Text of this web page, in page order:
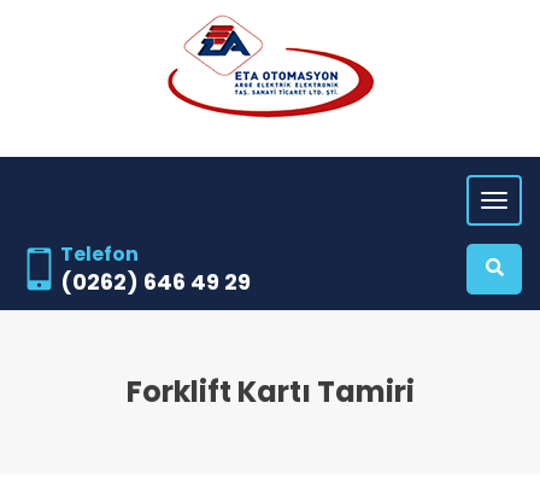
Telefon
(0262) 646 49 29
Forklift Kartı Tamiri